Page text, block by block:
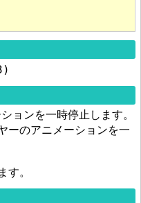
ョンを一時停止します。
ーのアニメーションを一
す。